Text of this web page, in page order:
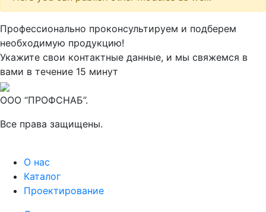
М ● консультант ПРОФСНАБ
Профессионально проконсультируем и подберем
необходимую продукцию!
Укажите свои контактные данные, и мы свяжемся в
вами в течение 15 минут
ООО “ПРОФСНАБ”.
Все права защищены.
О нас
Каталог
Проектирование